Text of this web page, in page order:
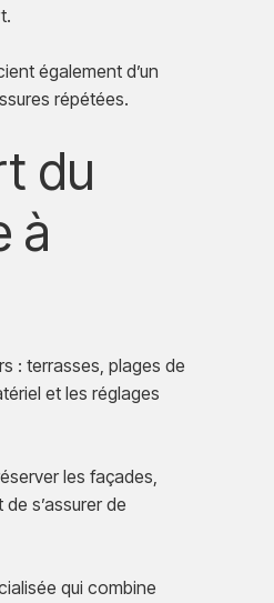
également d’un
répétées.
du
à
: terrasses, plages de
et les réglages
les façades,
s’assurer de
qui combine